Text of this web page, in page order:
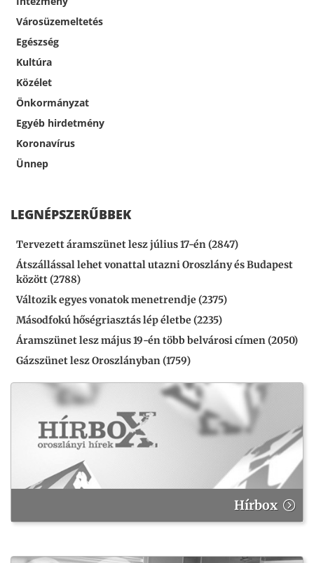
Városüzemeltetés
Egészség
Kultúra
Közélet
Önkormányzat
Egyéb hirdetmény
Koronavírus
Ünnep
LEGNÉPSZERŰBBEK
Tervezett áramszünet lesz július 17-én (2847)
Átszállással lehet vonattal utazni Oroszlány és Budapest
között (2788)
Változik egyes vonatok menetrendje (2375)
Másodfokú hőségriasztás lép életbe (2235)
Áramszünet lesz május 19-én több belvárosi címen (2050)
Gázszünet lesz Oroszlányban (1759)
Hírbox